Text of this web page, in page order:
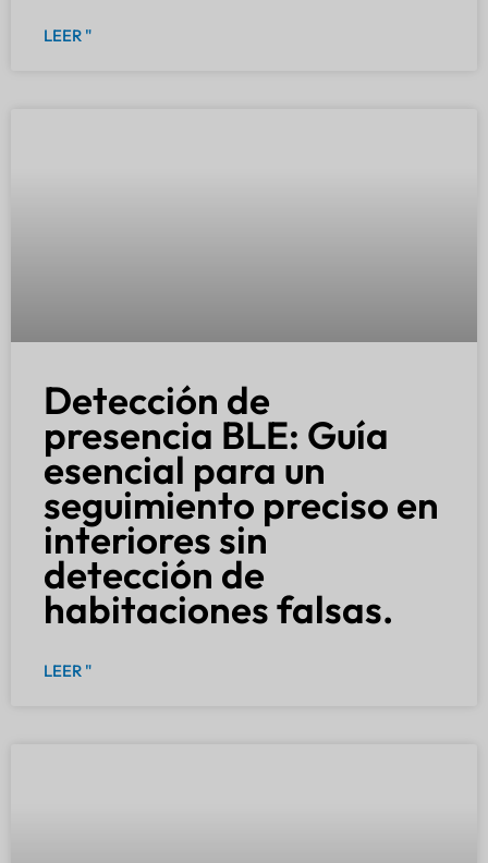
LEER "
Detección de
presencia BLE: Guía
esencial para un
seguimiento preciso en
interiores sin
detección de
habitaciones falsas.
LEER "